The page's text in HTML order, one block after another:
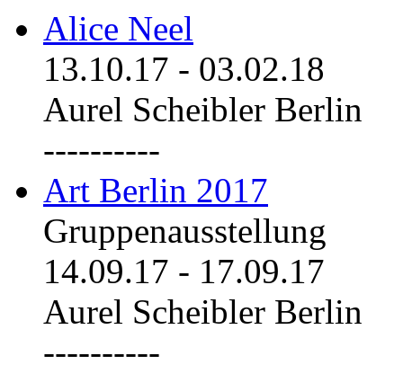
Alice Neel
13.10.17 - 03.02.18
Aurel Scheibler Berlin
----------
Art Berlin 2017
Gruppenausstellung
14.09.17 - 17.09.17
Aurel Scheibler Berlin
----------